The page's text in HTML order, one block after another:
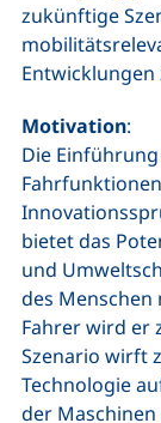
zukünftige
Entwicklungen
Motivation:
Die
bietet das
und
des Menschen
Fahrer wird er
Szenario wirft
Technologie
der